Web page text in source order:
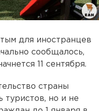
для иностранцев
сообщалось,
11 сентября.
страны
туристов, но и не